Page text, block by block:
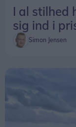
I al stilhed
sig ind i
Simon Jensen